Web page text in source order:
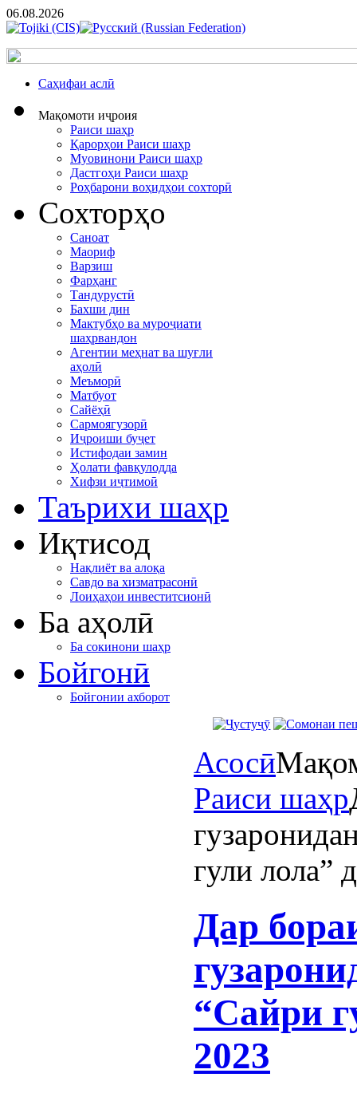
06.08.2026
Cаҳифаи аслӣ
Мақомоти иҷроия
Раиси шаҳр
Қарорҳои Раиси шаҳр
Муовинони Раиси шаҳр
Дастгоҳи Раиси шаҳр
Роҳбарони воҳидҳои сохторӣ
Сохторҳо
Саноат
Маориф
Варзиш
Фарҳанг
Тандурустӣ
Бахши дин
Мактубҳо ва муроҷиати
шаҳрвандон
Агентии меҳнат ва шуғли
аҳолӣ
Меъморӣ
Матбуот
Сайёҳӣ
Сармоягузорӣ
Иҷроиши буҷет
Истифодаи замин
Ҳолати фавқулодда
Хифзи иҷтимоӣ
Таърихи шаҳр
Иқтисод
Нақлиёт ва алоқа
Савдо ва хизматрасонӣ
Лоиҳаҳои инвеститсионӣ
Ба аҳолӣ
Ба сокинони шаҳр
Бойгонӣ
Бойгонии ахборот
Асосӣ
Раиси шаҳр
гули лола”
Дар
“Сайри
2023